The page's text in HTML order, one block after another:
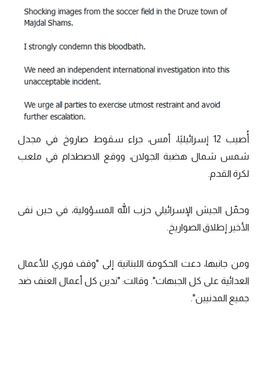
أُصيب 12 إسرائيليًا، أمس، جراء سقوط صاروخ في مجدل
شمس شمال هضبة الجولان، ووقع الاصطدام في ملعب
لكرة القدم.
وحمّل الجيش الإسرائيلي حزب الله المسؤولية، في حين نفى
الأخير إطلاق الصواريخ.
ومن جانبها، دعت الحكومة اللبنانية إلى "وقف فوري للأعمال
العدائية على كل الجبهات". وقالت: "ندين كل أعمال العنف ضد
جميع المدنيين".